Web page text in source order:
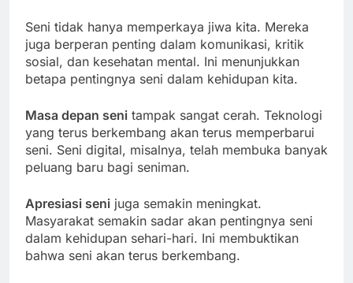
Seni tidak hanya memperkaya jiwa kita. Mereka
juga berperan penting dalam komunikasi, kritik
sosial, dan kesehatan mental. Ini menunjukkan
betapa pentingnya seni dalam kehidupan kita.
Masa depan seni tampak sangat cerah. Teknologi
yang terus berkembang akan terus memperbarui
seni. Seni digital, misalnya, telah membuka banyak
peluang baru bagi seniman.
Apresiasi seni juga semakin meningkat.
Masyarakat semakin sadar akan pentingnya seni
dalam kehidupan sehari-hari. Ini membuktikan
bahwa seni akan terus berkembang.